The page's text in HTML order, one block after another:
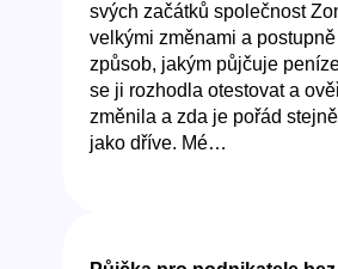
svých začátků společnost
velkými změnami a
způsob, jakým půjčuje
se ji rozhodla otestovat a
změnila a zda je pořád
jako dříve. Mé…